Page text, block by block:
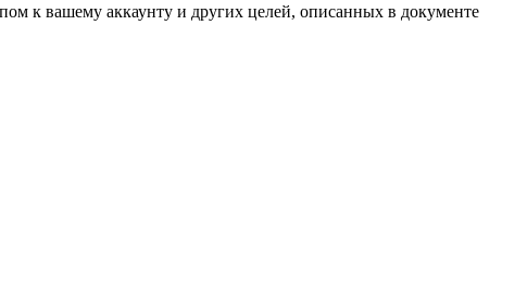
к вашему аккаунту и других целей, описанных в документе